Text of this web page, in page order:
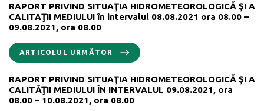
RAPORT PRIVIND SITUAŢIA HIDROMETEOROLOGICĂ ŞI A
CALITAŢII MEDIULUI în intervalul 08.08.2021 ora 08.00 –
09.08.2021, ora 08.00
ARTICOLUL URMĂTOR
RAPORT PRIVIND SITUAŢIA HIDROMETEOROLOGICĂ ŞI A
CALITĂŢII MEDIULUI ÎN INTERVALUL 09.08.2021, ora
08.00 – 10.08.2021, ora 08.00